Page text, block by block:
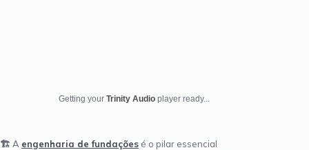
Getting your Trinity Audio player ready...
🏗️ A engenharia de fundações é o pilar essencial